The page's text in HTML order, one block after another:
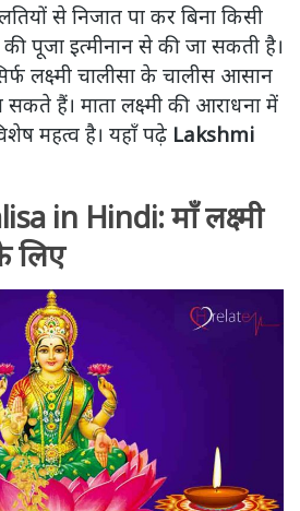
से निजात पा कर बिना किसी
की पूजा इत्मीनान से की जा सकती है।
लक्ष्मी चालीसा के चालीस आसान
हैं। माता लक्ष्मी की आराधना में
महत्व है। यहाँ पढ़े Lakshmi
in Hindi: माँ लक्ष्मी
लिए